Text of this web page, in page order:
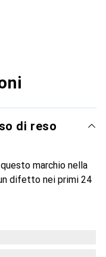
di reso
marchio nella
difetto nei primi 24